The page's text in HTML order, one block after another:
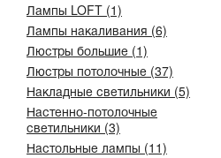
Лампы LOFT (1)
Лампы накаливания (6)
Люстры большие (1)
Люстры потолочные (37)
Накладные светильники (5)
Настенно-потолочные
светильники (3)
Настольные лампы (11)